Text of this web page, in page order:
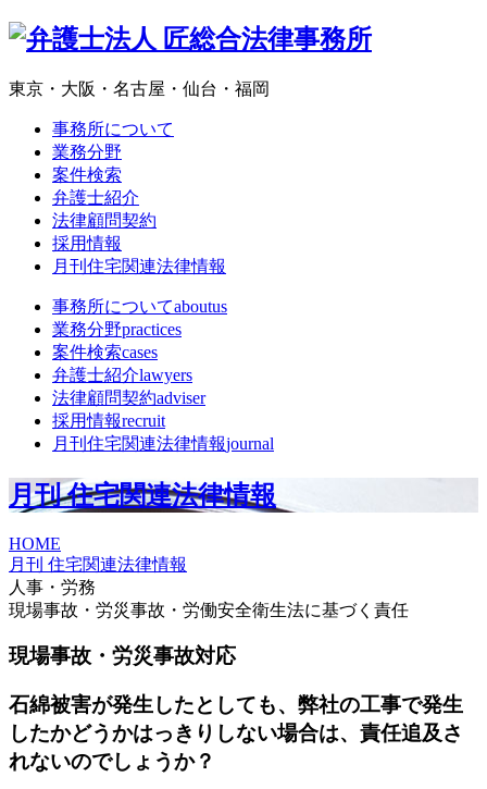
東京・大阪・名古屋・仙台・福岡
事務所について
業務分野
案件検索
弁護士紹介
法律顧問契約
採用情報
月刊住宅関連法律情報
事務所についてaboutus
業務分野practices
案件検索cases
弁護士紹介lawyers
法律顧問契約adviser
採用情報recruit
月刊住宅関連法律情報journal
月刊 住宅関連法律情報
HOME
月刊 住宅関連法律情報
人事・労務
現場事故・労災事故・労働安全衛生法に基づく責任
現場事故・労災事故対応
石綿被害が発生したとしても、弊社の工事で発生
したかどうかはっきりしない場合は、責任追及さ
れないのでしょうか？